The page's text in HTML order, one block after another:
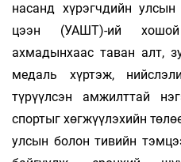
насанд хүрэгчдийн
цээн (УАШТ)-ий
ахмадынхаас таван алт,
медаль хүртэж,
түрүүлсэн амжилттай
спортыг хөгжүүлэхийн
улсын болон тивийн